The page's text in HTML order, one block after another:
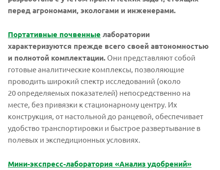
перед агрономами, экологами и инженерами.
Портативные почвенные лаборатории
характеризуются прежде всего своей автономностью
и полнотой комплектации. Они представляют собой
готовые аналитические комплексы, позволяющие
проводить широкий спектр исследований (около
20 определяемых показателей) непосредственно на
месте, без привязки к стационарному центру. Их
конструкция, от настольной до ранцевой, обеспечивает
удобство транспортировки и быстрое развертывание в
полевых и экспедиционных условиях.
Мини-экспресс-лаборатория «Анализ удобрений»